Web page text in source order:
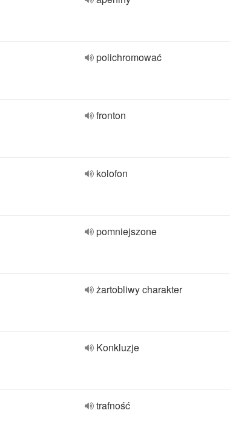
polichromować
fronton
kolofon
pomniejszone
żartobliwy charakter
Konkluzje
trafność